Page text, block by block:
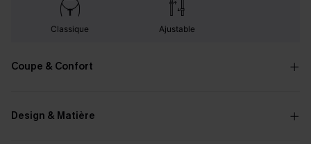
Classique Ajustable
Coupe & Confort
Design & Matière